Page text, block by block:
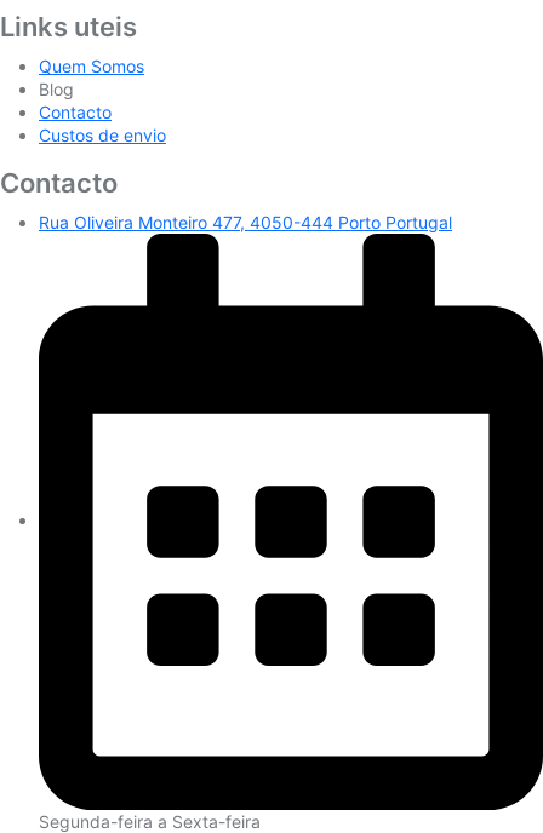
Links uteis
Quem Somos
Blog
Contacto
Custos de envio
Contacto
Rua Oliveira Monteiro 477, 4050-444 Porto Portugal
Segunda-feira a Sexta-feira